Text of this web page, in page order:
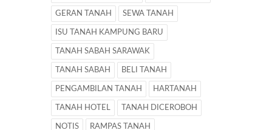
GERAN TANAH SEWA TANAH
ISU TANAH KAMPUNG BARU
TANAH SABAH SARAWAK
TANAH SABAH BELI TANAH
PENGAMBILAN TANAH HARTANAH
TANAH HOTEL TANAH DICEROBOH
NOTIS RAMPAS TANAH